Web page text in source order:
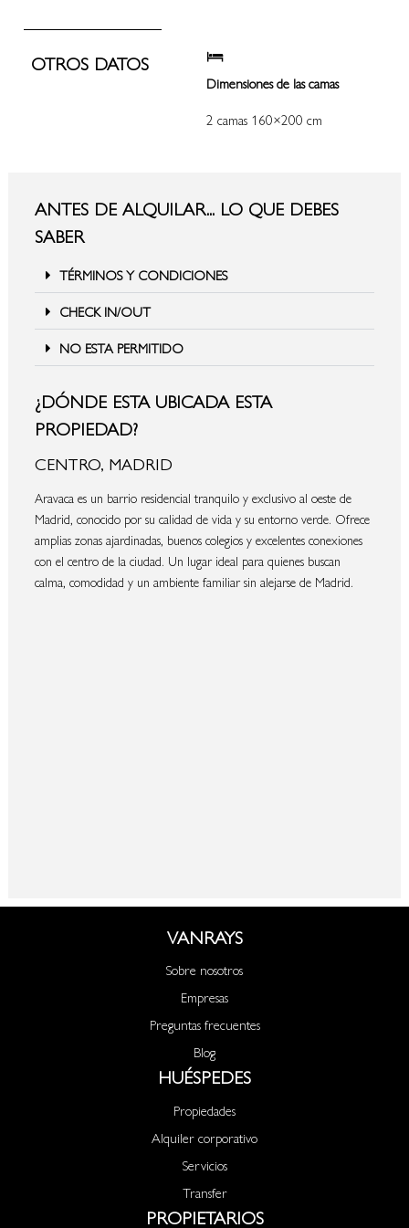
OTROS DATOS
Dimensiones de las camas
2 camas 160×200 cm
ANTES DE ALQUILAR... LO QUE DEBES
SABER
TÉRMINOS Y CONDICIONES
CHECK IN/OUT
NO ESTA PERMITIDO
¿DÓNDE ESTA UBICADA ESTA
PROPIEDAD?
CENTRO, MADRID
Aravaca es un barrio residencial tranquilo y exclusivo al oeste de
Madrid, conocido por su calidad de vida y su entorno verde. Ofrece
amplias zonas ajardinadas, buenos colegios y excelentes conexiones
con el centro de la ciudad. Un lugar ideal para quienes buscan
calma, comodidad y un ambiente familiar sin alejarse de Madrid.
VANRAYS
Sobre nosotros
Empresas
Preguntas frecuentes
Blog
HUÉSPEDES
Propiedades
Alquiler corporativo
Servicios
Transfer
PROPIETARIOS